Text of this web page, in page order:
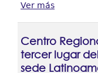
Ver más
Centro
tercer lugar
sede